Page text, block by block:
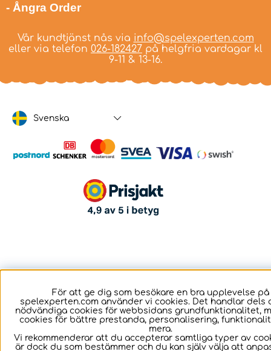
- Ångra Order
Vår kundtjänst nås via info@spelexperten.com
eller via telefon 026-182427 på helgfria vardagar kl
9-11 & 13-16.
Svenska
För att ge dig som besökare en bra upplevelse på
spelexperten.com använder vi cookies. Det handlar dels
nödvändiga cookies för webbsidans grundfunktionalitet,
cookies för bättre prestanda, personalisering,
mera.
Vi rekommenderar att du accepterar samtliga typer av
är dock du som bestämmer och du kan själv välja att